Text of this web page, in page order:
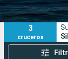
Puertos
3
cruceros